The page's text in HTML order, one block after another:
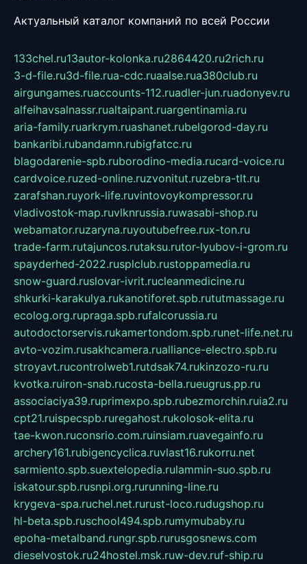
Актуальный каталог компаний по всей России
133chel.ru13autor-kolonka.ru2864420.ru2rich.ru
3-d-file.ru3d-file.rua-cdc.ruaalse.rua380club.ru
airgungames.ruaccounts-112.ruadler-jun.ruadonyev.ru
alfeihavsalnassr.rualtaipant.ruargentinamia.ru
aria-family.ruarkrym.ruashanet.rubelgorod-day.ru
bankaribi.rubandamn.rubigfatcc.ru
blagodarenie-spb.ruborodino-media.rucard-voice.ru
cardvoice.ruzed-online.ruzvonitut.ruzebra-tlt.ru
zarafshan.ruyork-life.ruvintovoykompressor.ru
vladivostok-map.ruvlknrussia.ruwasabi-shop.ru
webamator.ruzaryna.ruyoutubefree.rux-ton.ru
trade-farm.rutajuncos.rutaksu.rutor-lyubov-i-grom.ru
spayderhed-2022.rusplclub.rustoppamedia.ru
snow-guard.ruslovar-ivrit.rucleanmedicine.ru
shkurki-karakulya.rukanotiforet.spb.rututmassage.ru
ecolog.org.rupraga.spb.rufalcorussia.ru
autodoctorservis.rukamertondom.spb.runet-life.net.ru
avto-vozim.rusakhcamera.rualliance-electro.spb.ru
stroyavt.rucontrolweb1.rutdsak74.rukinzozo-ru.ru
kvotka.ruiron-snab.rucosta-bella.rueugrus.pp.ru
associaciya39.ruprimexpo.spb.rubezmorchin.ruia2.ru
cpt21.ruispecspb.ruregahost.rukolosok-elita.ru
tae-kwon.ruconsrio.com.ruinsiam.ruavegainfo.ru
archery161.rubigencyclica.ruvlast16.rukorru.net
sarmiento.spb.suextelopedia.rulammin-suo.spb.ru
iskatour.spb.rusnpi.org.rurunning-line.ru
krygeva-spa.ruchel.net.rurust-loco.rudugshop.ru
hl-beta.spb.ruschool494.spb.rumymubaby.ru
epoha-metalband.rungr.spb.rurusgosnews.com
dieselvostok.ru24hostel.msk.ruw-dev.ruf-ship.ru